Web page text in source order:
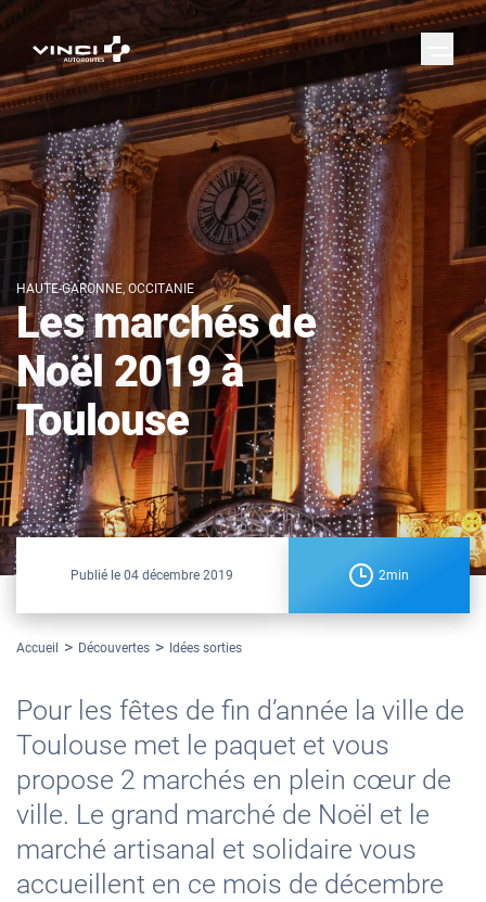
HAUTE-GARONNE, OCCITANIE
Les marchés de
Noël 2019 à
Toulouse
Publié le04 décembre 2019 2min
Accueil Découvertes Idées sorties
Pour les fêtes de fin d’année la ville de
Toulouse met le paquet et vous
propose 2 marchés en plein cœur de
ville. Le grand marché de Noël et le
marché artisanal et solidaire vous
accueillent en ce mois de décembre